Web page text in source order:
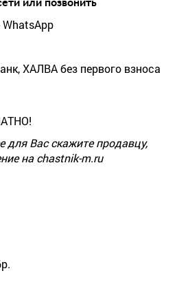
или позвонить
WhatsApp
ХАЛВА без первого взноса
для Вас скажите продавцу,
на chastnik-m.ru